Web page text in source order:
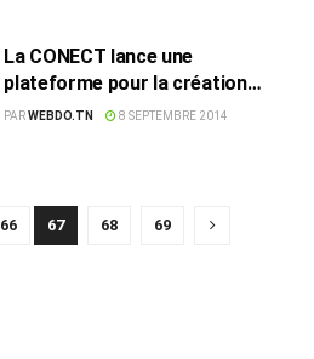
La CONECT lance une
plateforme pour la création
d’entreprises dans les régions
PARWEBDO.TN 8 SEPTEMBRE 2014
66 67 68 69